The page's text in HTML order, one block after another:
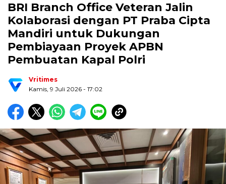
BRI Branch Office Veteran Jalin
Kolaborasi dengan PT Praba Cipta
Mandiri untuk Dukungan
Pembiayaan Proyek APBN
Pembuatan Kapal Polri
Vritimes
Kamis, 9 Juli 2026 - 17:02